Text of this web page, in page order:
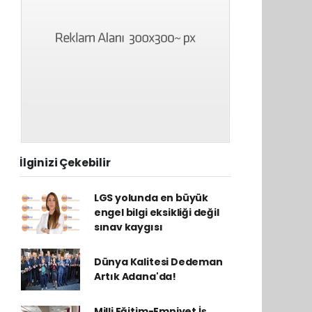
İlginizi Çekebilir
LGS yolunda en büyük
engel bilgi eksikliği değil
sınav kaygısı
Dünya Kalitesi Dedeman
Artık Adana'da!